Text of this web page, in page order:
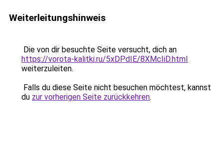
Weiterleitungshinweis
Die von dir besuchte Seite versucht, dich an
https://vorota-kalitki.ru/5xDPdIE/8XMcIiD.html
weiterzuleiten.
Falls du diese Seite nicht besuchen möchtest, kannst
du zur vorherigen Seite zurückkehren.